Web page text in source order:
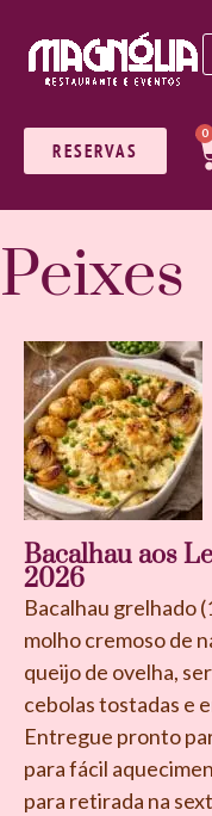
RESERVAS
0
Peixes
Bacalhau aos
2026
Bacalhau grelhado
molho cremoso de
queijo de ovelha,
cebolas tostadas e
Entregue pronto
para fácil
para retirada na